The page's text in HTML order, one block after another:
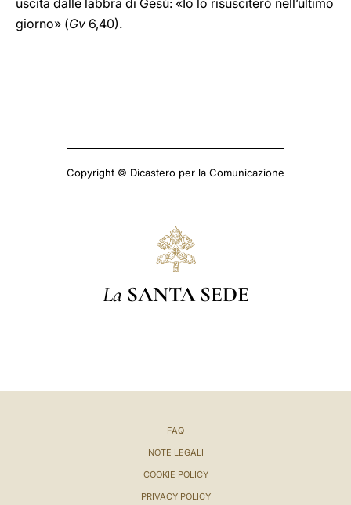
uscita dalle labbra di Gesù: «Io lo risusciterò nell’ultimo
giorno» (Gv 6,40).
Copyright © Dicastero per la Comunicazione
La SANTA SEDE
FAQ
NOTE LEGALI
COOKIE POLICY
PRIVACY POLICY